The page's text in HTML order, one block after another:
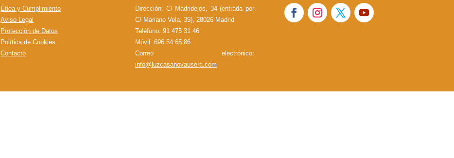
Ética y Cumplimiento
Aviso Legal
Protección de Datos
Política de Cookies
Contacto
Dirección: C/ Madridejos, 34 (entrada por
C/ Mariano Vela, 35), 28026 Madrid
Teléfono: 91 475 31 46
Móvil: 696 54 65 86
Correo electrónico:
info@luzcasanovausera.com